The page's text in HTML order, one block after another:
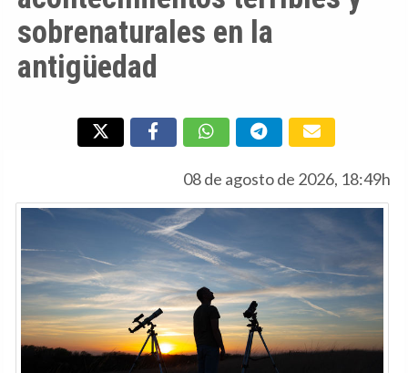
sobrenaturales en la
antigüedad
08 de agosto de 2026, 18:49h